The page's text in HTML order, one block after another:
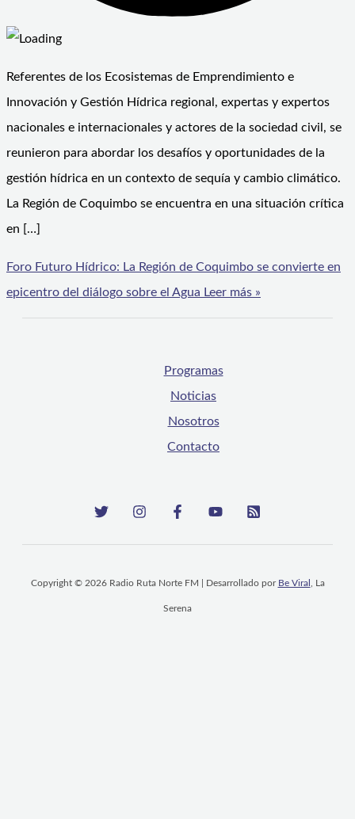
Referentes de los Ecosistemas de Emprendimiento e
Innovación y Gestión Hídrica regional, expertas y expertos
nacionales e internacionales y actores de la sociedad civil, se
reunieron para abordar los desafíos y oportunidades de la
gestión hídrica en un contexto de sequía y cambio climático.
La Región de Coquimbo se encuentra en una situación crítica
en […]
Foro Futuro Hídrico: La Región de Coquimbo se convierte en
epicentro del diálogo sobre el Agua Leer más »
Programas
Noticias
Nosotros
Contacto
Copyright © 2026 Radio Ruta Norte FM | Desarrollado por Be Viral , La
Serena